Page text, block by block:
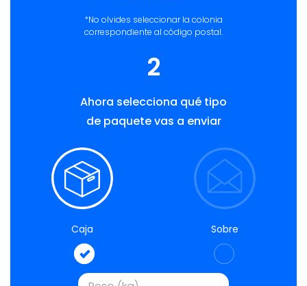
*No olvides seleccionar la colonia
correspondiente al código postal.
2
Ahora selecciona qué tipo
de paquete vas a enviar
Caja Sobre